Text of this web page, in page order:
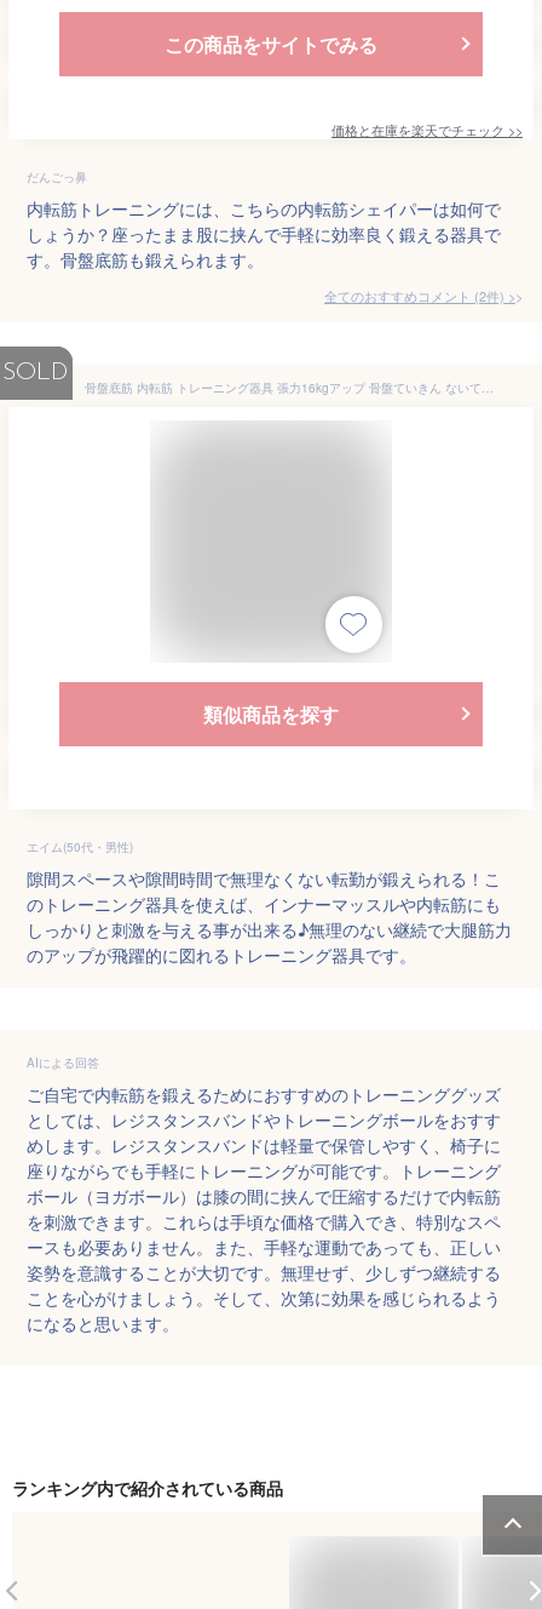
この商品をサイトでみる
価格と在庫を楽天でチェック >>
だんごっ鼻
内転筋トレーニングには、こちらの内転筋シェイパーは如何で
しょうか？座ったまま股に挟んで手軽に効率良く鍛える器具で
す。骨盤底筋も鍛えられます。
全てのおすすめコメント (2件) >
SOLD
骨盤底筋 内転筋 トレーニング器具 張力16kgアップ 骨盤ていきん ないてんきん トレーニング器具 太もも 筋トレ 痩せ レッググリップ 骨盤矯正 美尻 大腿筋力アップ 多機能運動クリップ ヒップアップ ダイエット器具 レジスタンスバンドをお付けします 男女性 日本語説明書付
類似商品を探す
エイム(50代・男性)
隙間スペースや隙間時間で無理なくない転勤が鍛えられる！こ
のトレーニング器具を使えば、インナーマッスルや内転筋にも
しっかりと刺激を与える事が出来る♪無理のない継続で大腿筋力
のアップが飛躍的に図れるトレーニング器具です。
AIによる回答
ご自宅で内転筋を鍛えるためにおすすめのトレーニンググッズ
としては、レジスタンスバンドやトレーニングボールをおすす
めします。レジスタンスバンドは軽量で保管しやすく、椅子に
座りながらでも手軽にトレーニングが可能です。トレーニング
ボール（ヨガボール）は膝の間に挟んで圧縮するだけで内転筋
を刺激できます。これらは手頃な価格で購入でき、特別なスペ
ースも必要ありません。また、手軽な運動であっても、正しい
姿勢を意識することが大切です。無理せず、少しずつ継続する
ことを心がけましょう。そして、次第に効果を感じられるよう
になると思います。
ランキング内で紹介されている商品